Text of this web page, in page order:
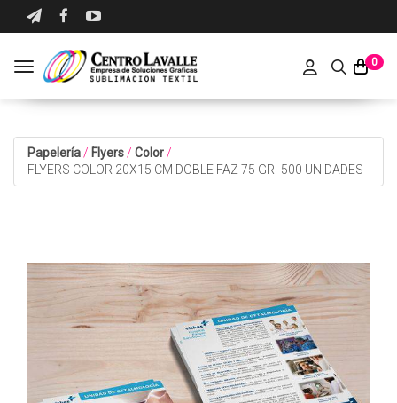
0
Toggle navigation
Papelería / Flyers / Color /
FLYERS COLOR 20X15 CM DOBLE FAZ 75 GR- 500 UNIDADES